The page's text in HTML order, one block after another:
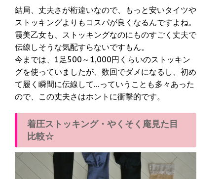
結局、丈夫さが桁違いなので、もっと安いタイツや
ストッキングよりもコスパが良くなるんですよね。
霞美乙女も、ストッキングなのにものすごく丈夫で
伝線しそうな気配すらないですもん。
今までは、1足500～1,000円くらいのストッキン
グを使っていましたが、数回でダメになるし、初め
て履く瞬間に伝線して…っていうことも多々あった
ので、この丈夫さはホントに衝撃的です。
着圧ストッキング・やくそく庵見た目
比較☆